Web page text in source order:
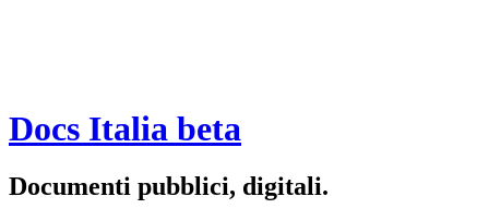
Docs Italia beta
Documenti pubblici, digitali.